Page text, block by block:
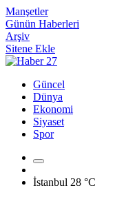
Manşetler
Günün Haberleri
Arşiv
Sitene Ekle
Güncel
Dünya
Ekonomi
Siyaset
Spor
İstanbul 28 °C